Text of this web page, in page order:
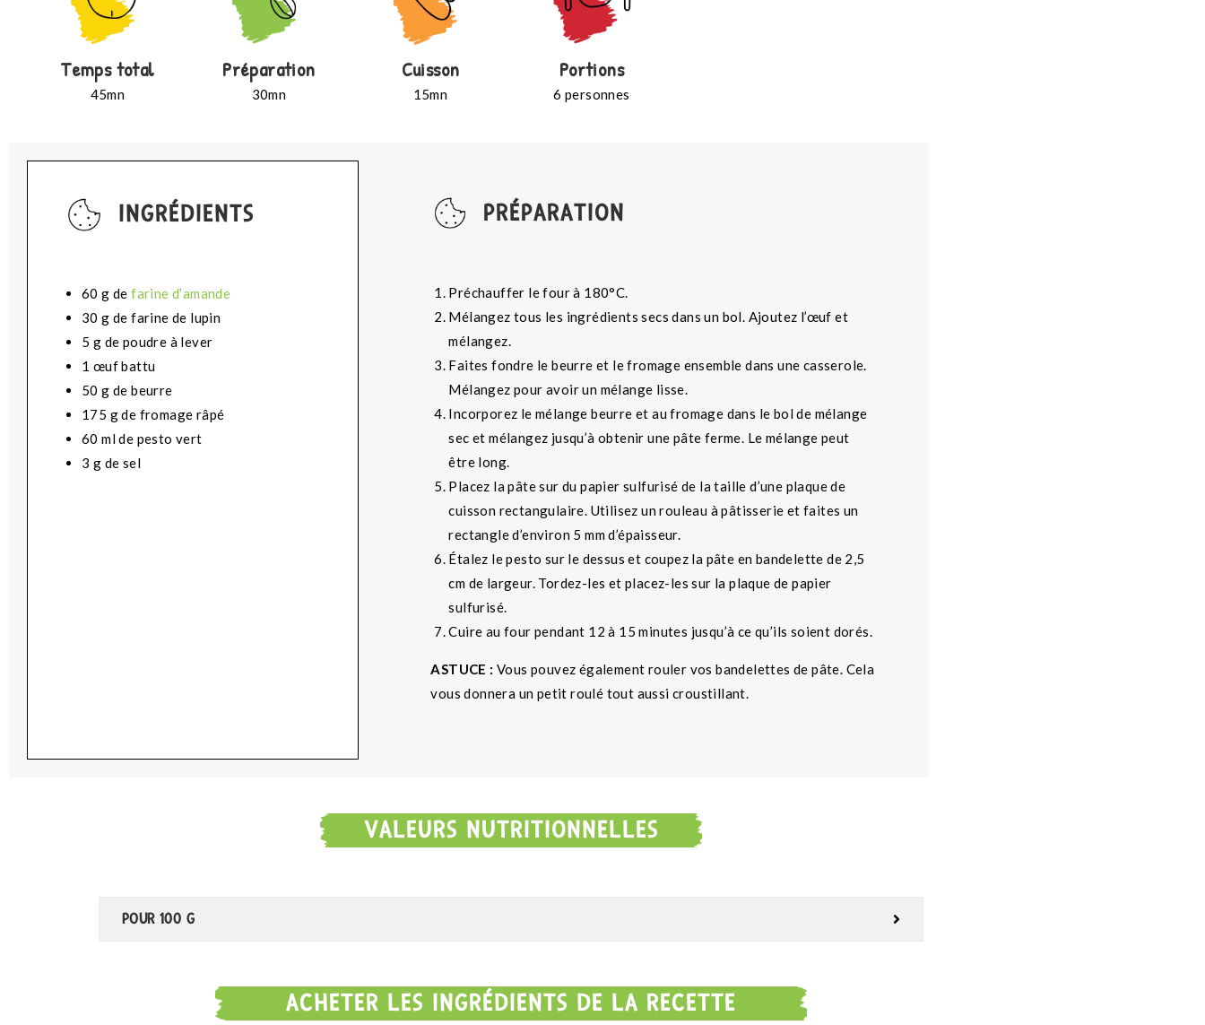
Temps total
45mn
Préparation
30mn
Cuisson
15mn
Portions
6 personnes
INGRÉDIENTS
60 g defarine d’amande
30 g de farine de lupin
5 g de poudre à lever
1 œuf battu
50 g de beurre
175 g de fromage râpé
60 ml de pesto vert
3 g de sel
PRÉPARATION
Préchauffer le four à 180°C.
Mélangez tous les ingrédients secs dans un bol. Ajoutez l’œuf et
mélangez.
Faites fondre le beurre et le fromage ensemble dans une casserole.
Mélangez pour avoir un mélange lisse.
Incorporez le mélange beurre et au fromage dans le bol de mélange
sec et mélangez jusqu’à obtenir une pâte ferme. Le mélange peut
être long.
Placez la pâte sur du papier sulfurisé de la taille d’une plaque de
cuisson rectangulaire. Utilisez un rouleau à pâtisserie et faites un
rectangle d’environ 5 mm d’épaisseur.
Étalez le pesto sur le dessus et coupez la pâte en bandelette de 2,5
cm de largeur. Tordez-les et placez-les sur la plaque de papier
sulfurisé.
Cuire au four pendant 12 à 15 minutes jusqu’à ce qu’ils soient dorés.
ASTUCE : Vous pouvez également rouler vos bandelettes de pâte. Cela
vous donnera un petit roulé tout aussi croustillant.
VALEURS NUTRITIONNELLES
POUR 100 G
ACHETER LES INGRÉDIENTS DE LA RECETTE